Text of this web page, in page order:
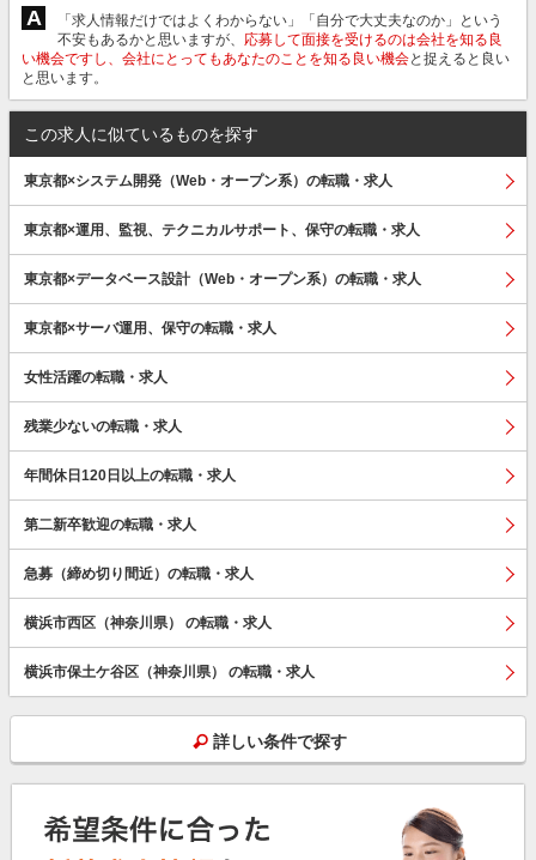
A
「求人情報だけではよくわからない」「自分で大丈夫なのか」という
不安もあるかと思いますが、 応募して面接を受けるのは会社を知る良
い機会ですし、会社にとってもあなたのことを知る良い機会と捉えると良い
と思います。
この求人に似ているものを探す
東京都×システム開発（Web・オープン系）の転職・求人
東京都×運用、監視、テクニカルサポート、保守の転職・求人
東京都×データベース設計（Web・オープン系）の転職・求人
東京都×サーバ運用、保守の転職・求人
女性活躍の転職・求人
残業少ないの転職・求人
年間休日120日以上の転職・求人
第二新卒歓迎の転職・求人
急募（締め切り間近）の転職・求人
横浜市西区（神奈川県） の転職・求人
横浜市保土ケ谷区（神奈川県） の転職・求人
詳しい条件で探す